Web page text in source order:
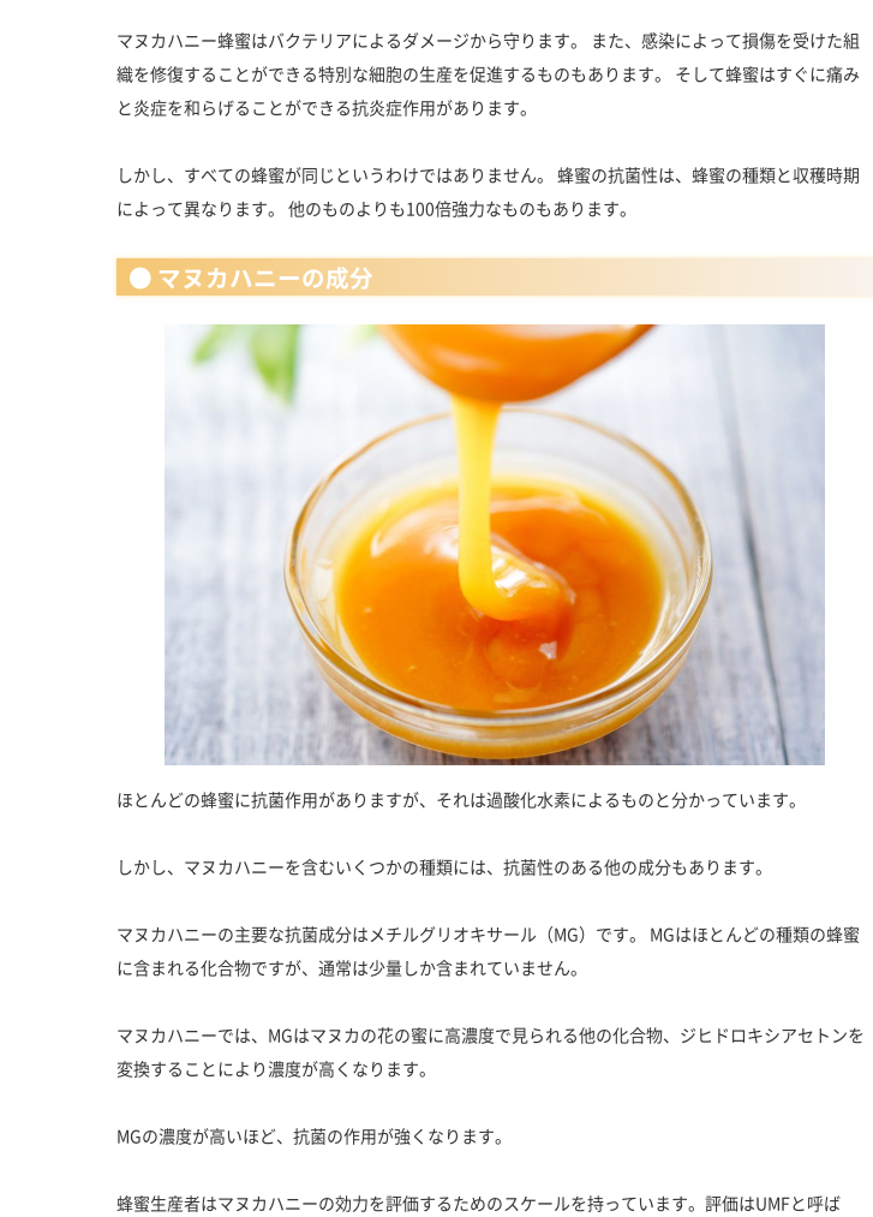
マヌカハニー蜂蜜はバクテリアによるダメージから守ります。 また、感染によって損傷を受けた組
織を修復することができる特別な細胞の生産を促進するものもあります。 そして蜂蜜はすぐに痛み
と炎症を和らげることができる抗炎症作用があります。
しかし、すべての蜂蜜が同じというわけではありません。 蜂蜜の抗菌性は、蜂蜜の種類と収穫時期
によって異なります。 他のものよりも100倍強力なものもあります。
● マヌカハニーの成分
ほとんどの蜂蜜に抗菌作用がありますが、それは過酸化水素によるものと分かっています。
しかし、マヌカハニーを含むいくつかの種類には、抗菌性のある他の成分もあります。
マヌカハニーの主要な抗菌成分はメチルグリオキサール（MG）です。 MGはほとんどの種類の蜂蜜
に含まれる化合物ですが、通常は少量しか含まれていません。
マヌカハニーでは、MGはマヌカの花の蜜に高濃度で見られる他の化合物、ジヒドロキシアセトンを
変換することにより濃度が高くなります。
MGの濃度が高いほど、抗菌の作用が強くなります。
蜂蜜生産者はマヌカハニーの効力を評価するためのスケールを持っています。評価はUMFと呼ば